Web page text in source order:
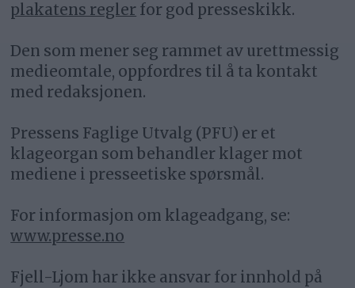
plakatens regler for god presseskikk.
Den som mener seg rammet av urettmessig
medieomtale, oppfordres til å ta kontakt
med redaksjonen.
Pressens Faglige Utvalg (PFU) er et
klageorgan som behandler klager mot
mediene i presseetiske spørsmål.
For informasjon om klageadgang, se:
www.presse.no
Fjell-Ljom har ikke ansvar for innhold på